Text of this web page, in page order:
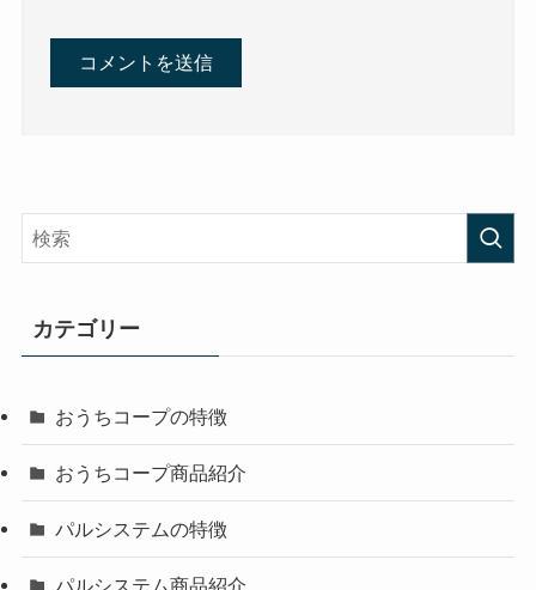
カテゴリー
おうちコープの特徴
おうちコープ商品紹介
パルシステムの特徴
パルシステム商品紹介